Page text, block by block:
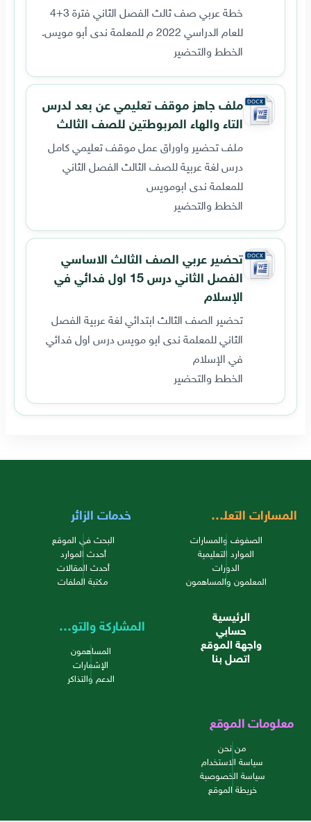
خطة عربي صف ثالث الفصل الثاني فترة 3+4
للعام الدراسي 2022 م للمعلمة ندى أبو مويس.
الخطط والتحضير
ملف جاهز موقف تعليمي عن بعد لدرس
التاء والهاء المربوطتين للصف الثالث
ملف تحضير واوراق عمل موقف تعليمي كامل
درس لغة عربية للصف الثالث الفصل الثاني
للمعلمة ندى ابومويس
الخطط والتحضير
تحضير عربي الصف الثالث الاساسي
الفصل الثاني درس 15 اول فدائي في
الإسلام
تحضير الصف الثالث ابتدائي لغة عربية الفصل
الثاني للمعلمة ندى ابو مويس درس اول فدائي
في الإسلام
الخطط والتحضير
المسارات التعليمية
الصفوف والمسارات
الموارد التعليمية
الدورات
المعلمون والمساهمون
خدمات الزائر
البحث في الموقع
أحدث الموارد
أحدث المقالات
مكتبة الملفات
الرئيسية
حسابي
واجهة الموقع
اتصل بنا
المشاركة والتواصل
المساهمون
الإشعارات
الدعم والتذاكر
معلومات الموقع
من نحن
سياسة الاستخدام
سياسة الخصوصية
خريطة الموقع